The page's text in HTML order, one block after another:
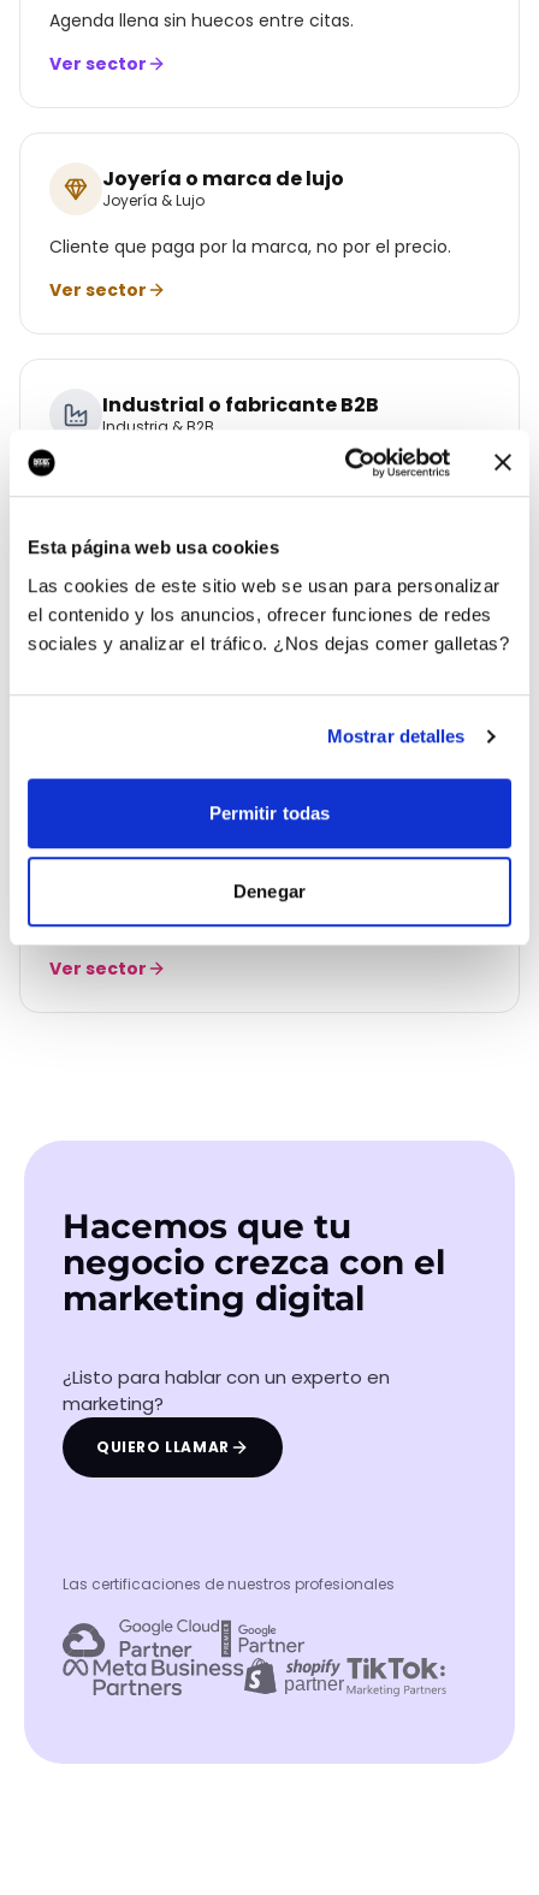
Esta página web usa cookies
Las cookies de este sitio web se usan para personalizar
el contenido y los anuncios, ofrecer funciones de redes
sociales y analizar el tráfico. ¿Nos dejas comer galletas?
Mostrar detalles
Permitir todas
Denegar
Agenda llena sin huecos entre citas.
Ver sector
Joyería o marca de lujo
Joyería & Lujo
Cliente que paga por la marca, no por el precio.
Ver sector
Industrial o fabricante B2B
Industria & B2B
Contactos industriales cualificados todo el año.
Franquicia o cadena
Franquicias & Retail
Escala franquicias con un sistema único.
Entretenimiento y ocio
Llena cada show, cada sala, cada experiencia.
Ver sector
Hacemos que tu
negocio crezca con el
marketing digital
¿Listo para hablar con un experto en
marketing?
QUIERO LLAMAR
Las certificaciones de nuestros profesionales